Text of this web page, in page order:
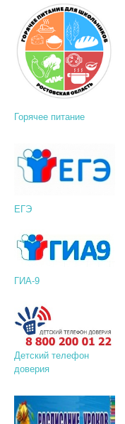
Горячее питание
ЕГЭ
ГИА-9
Детский телефон
доверия